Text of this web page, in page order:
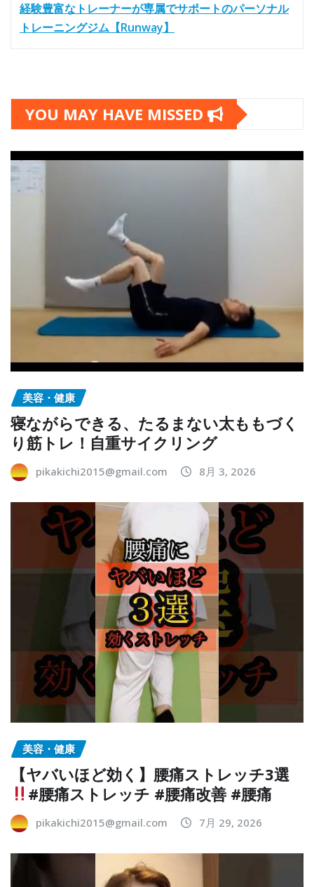
経験豊富なトレーナーが専属でサポートのパーソナル
トレーニングジム【Runway】
YOU MAY HAVE MISSED
美容・健康
寝ながらできる、たるまない太ももづく
り筋トレ！自重サイクリング
pikakichi2015@gmail.com 8月 3, 2026
美容・健康
【ヤバいほど効く】腰痛ストレッチ3選
#腰痛ストレッチ #腰痛改善 #腰痛
pikakichi2015@gmail.com 7月 29, 2026